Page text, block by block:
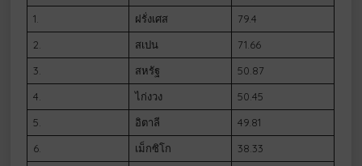
1.
ฝรั่งเศส
79.4
2.
สเปน
71.66
3.
สหรัฐ
50.87
4.
ไก่งวง
50.45
5.
อิตาลี
49.81
6.
เม็กซิโก
38.33